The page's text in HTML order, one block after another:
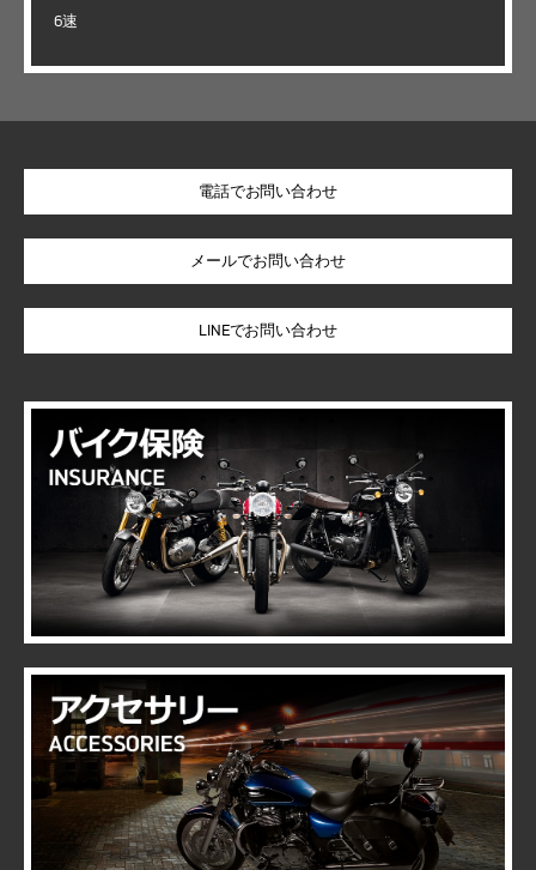
6速
電話でお問い合わせ
LINEでお問い合わせ